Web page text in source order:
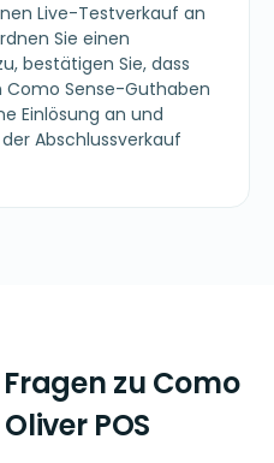
Live-Testverkauf an
Sie einen
bestätigen Sie, dass
Como Sense-Guthaben
Einlösung an und
Abschlussverkauf
zu Como
POS